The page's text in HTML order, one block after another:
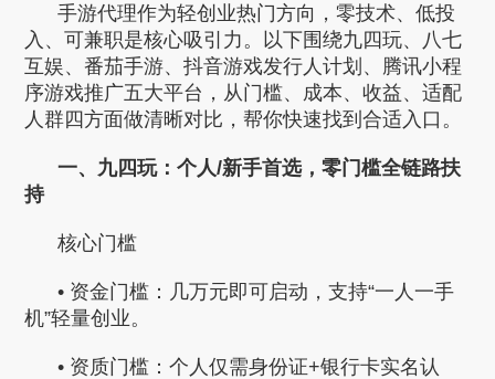
手游代理作为轻创业热门方向，零技术、低投
入、可兼职是核心吸引力。以下围绕九四玩、八七
互娱、番茄手游、抖音游戏发行人计划、腾讯小程
序游戏推广五大平台，从门槛、成本、收益、适配
人群四方面做清晰对比，帮你快速找到合适入口。
一、九四玩：个人/新手首选，零门槛全链路扶
持
核心门槛
• 资金门槛：几万元即可启动，支持“一人一手
机”轻量创业。
• 资质门槛：个人仅需身份证+银行卡实名认